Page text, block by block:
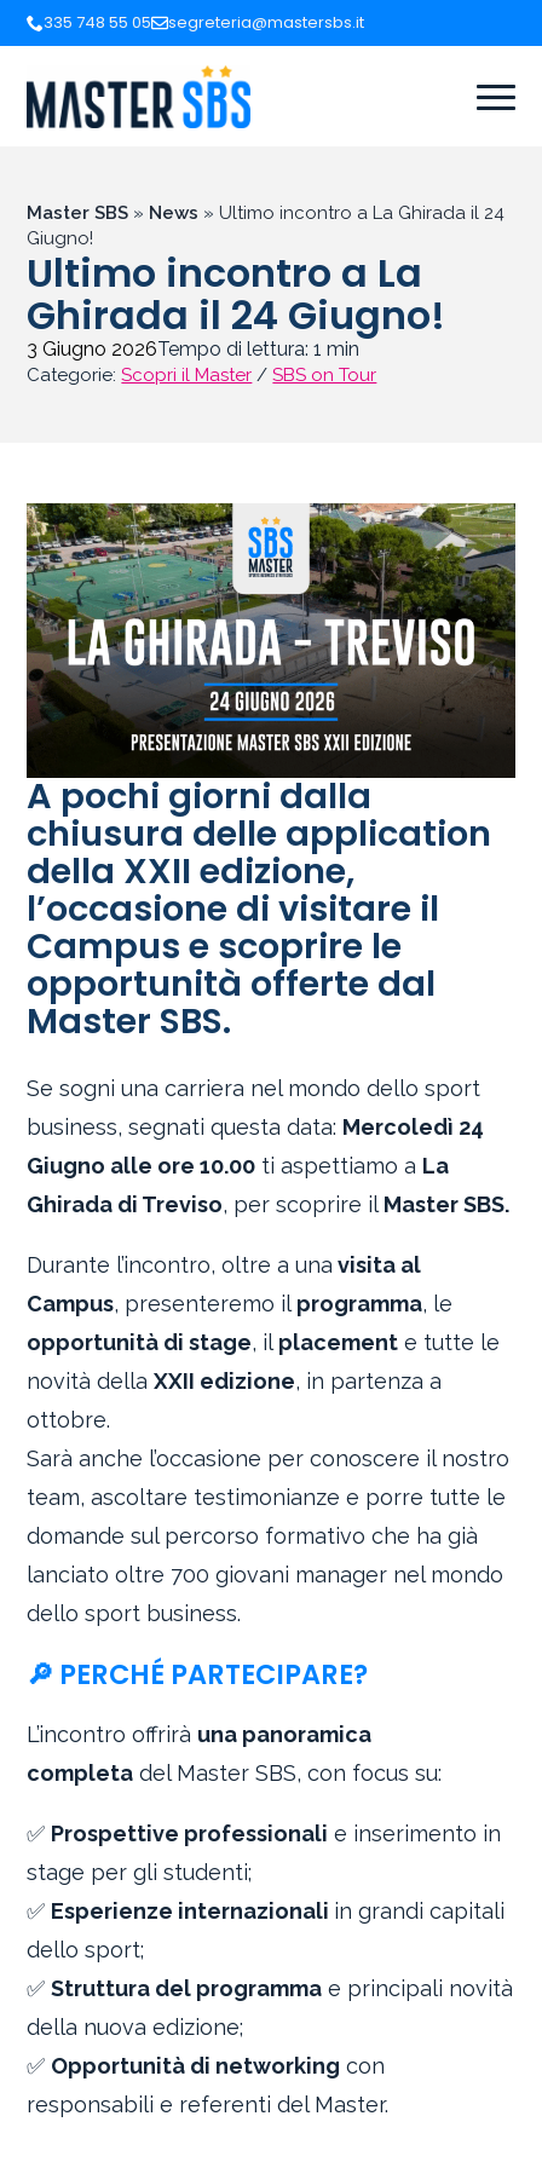
335 748 55 05 segreteria@mastersbs.it
Master SBS » News » Ultimo incontro a La Ghirada il 24
Giugno!
Ultimo incontro a La
Ghirada il 24 Giugno!
3 Giugno 2026Tempo di lettura:1 min
Categorie:Scopri il Master /SBS on Tour
A pochi giorni dalla
chiusura delle application
della XXII edizione,
l’occasione di visitare il
Campus e scoprire le
opportunità offerte dal
Master SBS.
Se sogni una carriera nel mondo dello sport
business, segnati questa data: Mercoledì 24
Giugno alle ore 10.00 ti aspettiamo a La
Ghirada di Treviso, per scoprire il Master SBS.
Durante l’incontro, oltre a una visita al
Campus, presenteremo il programma, le
opportunità di stage, il placement e tutte le
novità dellaXXII edizione, in partenza a
ottobre.
Sarà anche l’occasione per conoscere il nostro
team, ascoltare testimonianze e porre tutte le
domande sul percorso formativo che ha già
lanciato oltre 700 giovani manager nel mondo
dello sport business.
🔎 PERCHÉ PARTECIPARE?
L’incontro offrirà una panoramica
completa del Master SBS, con focus su:
✅ Prospettive professionali e inserimento in
stage per gli studenti;
✅ Esperienze internazionali in grandi capitali
dello sport;
✅Struttura del programma e principali novità
della nuova edizione;
✅ Opportunità di networking con
responsabili e referenti del Master.